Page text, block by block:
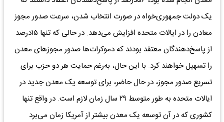
یک دولت جمهوری‌خواه در صورت انتخاب شدن، سرعت صدور مجوز
معادن را در ایالات متحده افزایش می‌دهد. در حالی که تنها ۱۵‌درصد
از پاسخ‌دهندگان معتقد بودند که دموکرات‌ها صدور مجوزهای معدن
را تسهیل خواهند کرد. با این حال، به‌رغم حمایت هر دو حزب برای
تسریع صدور مجوز، در حال حاضر، برای توسعه یک معدن جدید در
ایالات متحده به طور متوسط ۲۹ سال زمان لازم است. در واقع تنها
کشوری که در آن توسعه یک معدن بیشتر از آمریکا زمان می‌برد